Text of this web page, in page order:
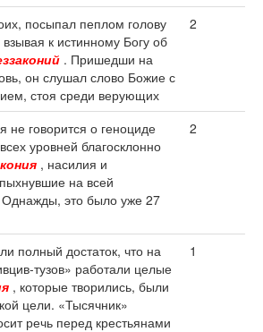
посыпал пеплом голову
к истинному Богу об
. Пришедши на
он слушал слово Божие с
стоя среди верующих
2
не говорится о геноциде
уровней благосклонно
, насилия и
на всей
Однажды, это было уже 27
2
полный достаток, что на
тузов» работали целые
, которые творились, были
цели. «Тысячник»
речь перед крестьянами
1